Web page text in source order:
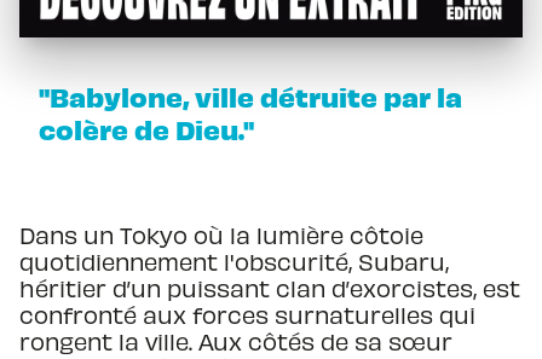
"Babylone, ville détruite par la
colère de Dieu."
Dans un Tokyo où la lumière côtoie
quotidiennement l'obscurité, Subaru,
héritier d’un puissant clan d’exorcistes, est
confronté aux forces surnaturelles qui
rongent la ville. Aux côtés de sa sœur